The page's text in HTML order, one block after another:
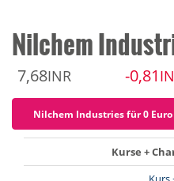
Nilchem
7,68INR -0,81
Nilchem Industries für 0 Euro
Kurse +